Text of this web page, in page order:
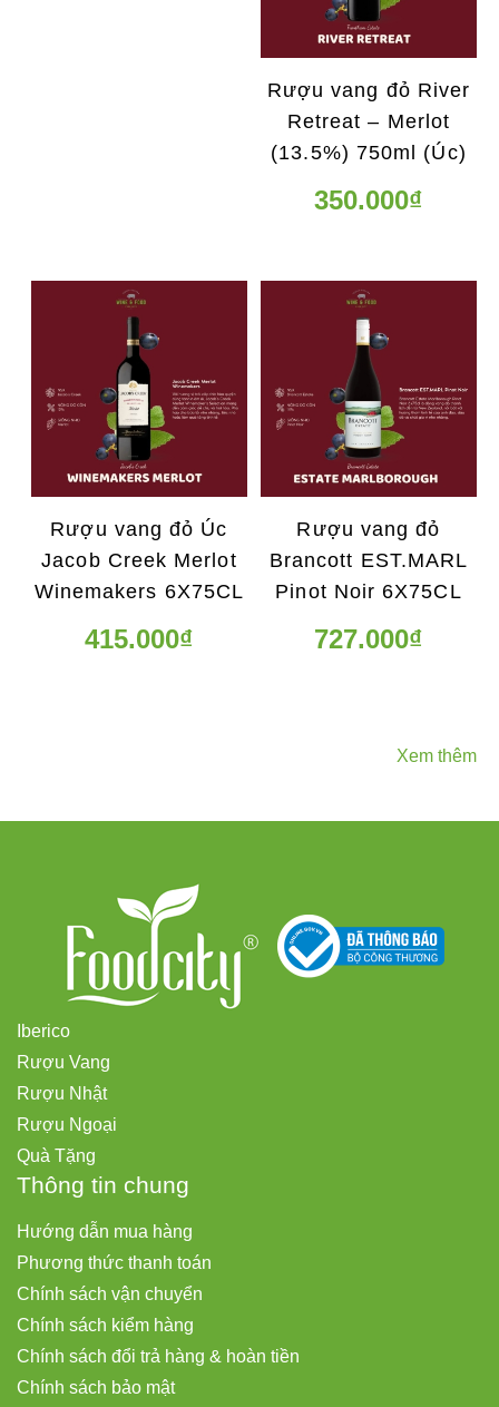
Rượu vang đỏ River
Retreat – Merlot
(13.5%) 750ml (Úc)
350.000₫
Rượu vang đỏ Úc
Jacob Creek Merlot
Winemakers 6X75CL
415.000₫
Rượu vang đỏ
Brancott EST.MARL
Pinot Noir 6X75CL
727.000₫
Xem thêm
Iberico
Rượu Vang
Rượu Nhật
Rượu Ngoại
Quà Tặng
Thông tin chung
Hướng dẫn mua hàng
Phương thức thanh toán
Chính sách vận chuyển
Chính sách kiểm hàng
Chính sách đổi trả hàng & hoàn tiền
Chính sách bảo mật